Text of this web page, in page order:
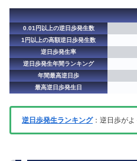
0.01円以上の逆日歩発生数
1円以上の高額逆日歩発生数
逆日歩発生率
逆日歩発生年間ランキング
年間最高逆日歩
最高逆日歩発生日
逆日歩発生ランキング：逆日歩が